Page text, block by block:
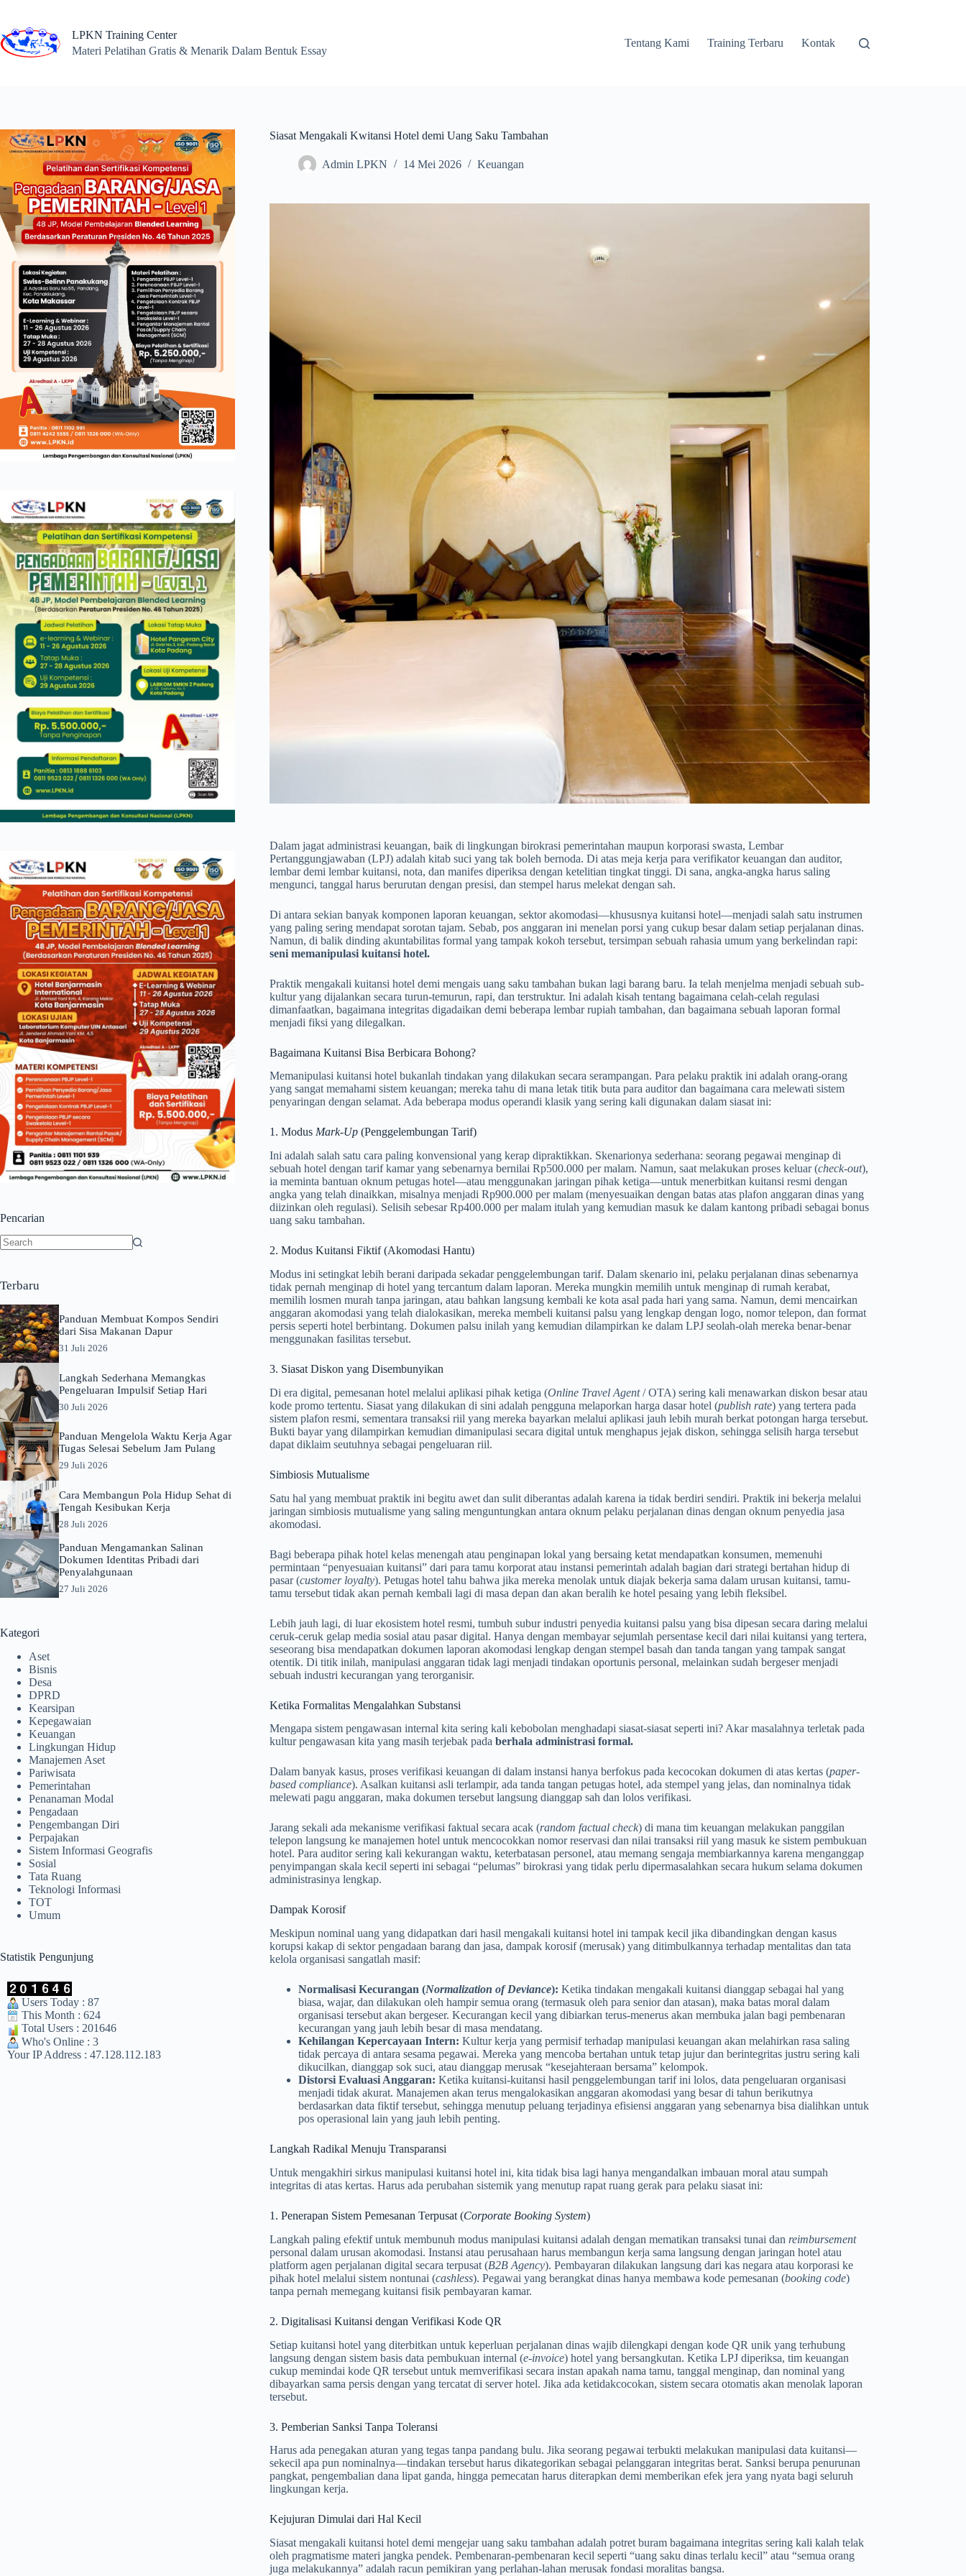
content
LPKN Training Center
Materi Pelatihan Gratis & Menarik Dalam Bentuk Essay
Tentang Kami Training Terbaru Kontak
Siasat Mengakali Kwitansi Hotel demi Uang Saku Tambahan
Admin LPKN 14 Mei 2026 Keuangan
Dalam jagat administrasi keuangan, baik di lingkungan birokrasi pemerintahan maupun korporasi swasta, Lembar
Pertanggungjawaban (LPJ) adalah kitab suci yang tak boleh bernoda. Di atas meja kerja para verifikator keuangan dan auditor,
lembar demi lembar kuitansi, nota, dan manifes diperiksa dengan ketelitian tingkat tinggi. Di sana, angka-angka harus saling
mengunci, tanggal harus berurutan dengan presisi, dan stempel harus melekat dengan sah.
Di antara sekian banyak komponen laporan keuangan, sektor akomodasi—khususnya kuitansi hotel—menjadi salah satu instrumen
yang paling sering mendapat sorotan tajam. Sebab, pos anggaran ini menelan porsi yang cukup besar dalam setiap perjalanan dinas.
Namun, di balik dinding akuntabilitas formal yang tampak kokoh tersebut, tersimpan sebuah rahasia umum yang berkelindan rapi:
seni memanipulasi kuitansi hotel.
Praktik mengakali kuitansi hotel demi mengais uang saku tambahan bukan lagi barang baru. Ia telah menjelma menjadi sebuah sub-
kultur yang dijalankan secara turun-temurun, rapi, dan terstruktur. Ini adalah kisah tentang bagaimana celah-celah regulasi
dimanfaatkan, bagaimana integritas digadaikan demi beberapa lembar rupiah tambahan, dan bagaimana sebuah laporan formal
menjadi fiksi yang dilegalkan.
Bagaimana Kuitansi Bisa Berbicara Bohong?
Memanipulasi kuitansi hotel bukanlah tindakan yang dilakukan secara serampangan. Para pelaku praktik ini adalah orang-orang
yang sangat memahami sistem keuangan; mereka tahu di mana letak titik buta para auditor dan bagaimana cara melewati sistem
penyaringan dengan selamat. Ada beberapa modus operandi klasik yang sering kali digunakan dalam siasat ini:
1. Modus Mark-Up(Penggelembungan Tarif)
Ini adalah salah satu cara paling konvensional yang kerap dipraktikkan. Skenarionya sederhana: seorang pegawai menginap di
sebuah hotel dengan tarif kamar yang sebenarnya bernilai Rp500.000 per malam. Namun, saat melakukan proses keluar (check-out),
ia meminta bantuan oknum petugas hotel—atau menggunakan jaringan pihak ketiga—untuk menerbitkan kuitansi resmi dengan
angka yang telah dinaikkan, misalnya menjadi Rp900.000 per malam (menyesuaikan dengan batas atas plafon anggaran dinas yang
diizinkan oleh regulasi). Selisih sebesar Rp400.000 per malam itulah yang kemudian masuk ke dalam kantong pribadi sebagai bonus
uang saku tambahan.
2. Modus Kuitansi Fiktif (Akomodasi Hantu)
Modus ini setingkat lebih berani daripada sekadar penggelembungan tarif. Dalam skenario ini, pelaku perjalanan dinas sebenarnya
tidak pernah menginap di hotel yang tercantum dalam laporan. Mereka mungkin memilih untuk menginap di rumah kerabat,
memilih losmen murah tanpa jaringan, atau bahkan langsung kembali ke kota asal pada hari yang sama. Namun, demi mencairkan
anggaran akomodasi yang telah dialokasikan, mereka membeli kuitansi palsu yang lengkap dengan logo, nomor telepon, dan format
persis seperti hotel berbintang. Dokumen palsu inilah yang kemudian dilampirkan ke dalam LPJ seolah-olah mereka benar-benar
menggunakan fasilitas tersebut.
3. Siasat Diskon yang Disembunyikan
Di era digital, pemesanan hotel melalui aplikasi pihak ketiga (Online Travel Agent/ OTA) sering kali menawarkan diskon besar atau
kode promo tertentu. Siasat yang dilakukan di sini adalah pengguna melaporkan harga dasar hotel (publish rate) yang tertera pada
sistem plafon resmi, sementara transaksi riil yang mereka bayarkan melalui aplikasi jauh lebih murah berkat potongan harga tersebut.
Bukti bayar yang dilampirkan kemudian dimanipulasi secara digital untuk menghapus jejak diskon, sehingga selisih harga tersebut
dapat diklaim seutuhnya sebagai pengeluaran riil.
Simbiosis Mutualisme
Satu hal yang membuat praktik ini begitu awet dan sulit diberantas adalah karena ia tidak berdiri sendiri. Praktik ini bekerja melalui
jaringan simbiosis mutualisme yang saling menguntungkan antara oknum pelaku perjalanan dinas dengan oknum penyedia jasa
akomodasi.
Bagi beberapa pihak hotel kelas menengah atau penginapan lokal yang bersaing ketat mendapatkan konsumen, memenuhi
permintaan “penyesuaian kuitansi” dari para tamu korporat atau instansi pemerintah adalah bagian dari strategi bertahan hidup di
pasar (customer loyalty). Petugas hotel tahu bahwa jika mereka menolak untuk diajak bekerja sama dalam urusan kuitansi, tamu-
tamu tersebut tidak akan pernah kembali lagi di masa depan dan akan beralih ke hotel pesaing yang lebih fleksibel.
Lebih jauh lagi, di luar ekosistem hotel resmi, tumbuh subur industri penyedia kuitansi palsu yang bisa dipesan secara daring melalui
ceruk-ceruk gelap media sosial atau pasar digital. Hanya dengan membayar sejumlah persentase kecil dari nilai kuitansi yang tertera,
seseorang bisa mendapatkan dokumen laporan akomodasi lengkap dengan stempel basah dan tanda tangan yang tampak sangat
otentik. Di titik inilah, manipulasi anggaran tidak lagi menjadi tindakan oportunis personal, melainkan sudah bergeser menjadi
sebuah industri kecurangan yang terorganisir.
Ketika Formalitas Mengalahkan Substansi
Mengapa sistem pengawasan internal kita sering kali kebobolan menghadapi siasat-siasat seperti ini? Akar masalahnya terletak pada
kultur pengawasan kita yang masih terjebak pada berhala administrasi formal.
Dalam banyak kasus, proses verifikasi keuangan di dalam instansi hanya berfokus pada kecocokan dokumen di atas kertas (paper-
based compliance). Asalkan kuitansi asli terlampir, ada tanda tangan petugas hotel, ada stempel yang jelas, dan nominalnya tidak
melewati pagu anggaran, maka dokumen tersebut langsung dianggap sah dan lolos verifikasi.
Jarang sekali ada mekanisme verifikasi faktual secara acak (random factual check) di mana tim keuangan melakukan panggilan
telepon langsung ke manajemen hotel untuk mencocokkan nomor reservasi dan nilai transaksi riil yang masuk ke sistem pembukuan
hotel. Para auditor sering kali kekurangan waktu, keterbatasan personel, atau memang sengaja membiarkannya karena menganggap
penyimpangan skala kecil seperti ini sebagai “pelumas” birokrasi yang tidak perlu dipermasalahkan secara hukum selama dokumen
administrasinya lengkap.
Dampak Korosif
Meskipun nominal uang yang didapatkan dari hasil mengakali kuitansi hotel ini tampak kecil jika dibandingkan dengan kasus
korupsi kakap di sektor pengadaan barang dan jasa, dampak korosif (merusak) yang ditimbulkannya terhadap mentalitas dan tata
kelola organisasi sangatlah masif:
Normalisasi Kecurangan (Normalization of Deviance): Ketika tindakan mengakali kuitansi dianggap sebagai hal yang
biasa, wajar, dan dilakukan oleh hampir semua orang (termasuk oleh para senior dan atasan), maka batas moral dalam
organisasi tersebut akan bergeser. Kecurangan kecil yang dibiarkan terus-menerus akan membuka jalan bagi pembenaran
kecurangan yang jauh lebih besar di masa mendatang.
Kehilangan Kepercayaan Intern: Kultur kerja yang permisif terhadap manipulasi keuangan akan melahirkan rasa saling
tidak percaya di antara sesama pegawai. Mereka yang mencoba bertahan untuk tetap jujur dan berintegritas justru sering kali
dikucilkan, dianggap sok suci, atau dianggap merusak “kesejahteraan bersama” kelompok.
Distorsi Evaluasi Anggaran: Ketika kuitansi-kuitansi hasil penggelembungan tarif ini lolos, data pengeluaran organisasi
menjadi tidak akurat. Manajemen akan terus mengalokasikan anggaran akomodasi yang besar di tahun berikutnya
berdasarkan data fiktif tersebut, sehingga menutup peluang terjadinya efisiensi anggaran yang sebenarnya bisa dialihkan untuk
pos operasional lain yang jauh lebih penting.
Langkah Radikal Menuju Transparansi
Untuk mengakhiri sirkus manipulasi kuitansi hotel ini, kita tidak bisa lagi hanya mengandalkan imbauan moral atau sumpah
integritas di atas kertas. Harus ada perubahan sistemik yang menutup rapat ruang gerak para pelaku siasat ini:
1. Penerapan Sistem Pemesanan Terpusat (Corporate Booking System)
Langkah paling efektif untuk membunuh modus manipulasi kuitansi adalah dengan mematikan transaksi tunai dan reimbursement
personal dalam urusan akomodasi. Instansi atau perusahaan harus membangun kerja sama langsung dengan jaringan hotel atau
platform agen perjalanan digital secara terpusat (B2B Agency). Pembayaran dilakukan langsung dari kas negara atau korporasi ke
pihak hotel melalui sistem nontunai (cashless). Pegawai yang berangkat dinas hanya membawa kode pemesanan (booking code)
tanpa pernah memegang kuitansi fisik pembayaran kamar.
2. Digitalisasi Kuitansi dengan Verifikasi Kode QR
Setiap kuitansi hotel yang diterbitkan untuk keperluan perjalanan dinas wajib dilengkapi dengan kode QR unik yang terhubung
langsung dengan sistem basis data pembukuan internal (e-invoice) hotel yang bersangkutan. Ketika LPJ diperiksa, tim keuangan
cukup memindai kode QR tersebut untuk memverifikasi secara instan apakah nama tamu, tanggal menginap, dan nominal yang
dibayarkan sama persis dengan yang tercatat di server hotel. Jika ada ketidakcocokan, sistem secara otomatis akan menolak laporan
tersebut.
3. Pemberian Sanksi Tanpa Toleransi
Harus ada penegakan aturan yang tegas tanpa pandang bulu. Jika seorang pegawai terbukti melakukan manipulasi data kuitansi—
sekecil apa pun nominalnya—tindakan tersebut harus dikategorikan sebagai pelanggaran integritas berat. Sanksi berupa penurunan
pangkat, pengembalian dana lipat ganda, hingga pemecatan harus diterapkan demi memberikan efek jera yang nyata bagi seluruh
lingkungan kerja.
Kejujuran Dimulai dari Hal Kecil
Siasat mengakali kuitansi hotel demi mengejar uang saku tambahan adalah potret buram bagaimana integritas sering kali kalah telak
oleh pragmatisme materi jangka pendek. Pembenaran-pembenaran kecil seperti “uang saku dinas terlalu kecil” atau “semua orang
juga melakukannya” adalah racun pemikiran yang perlahan-lahan merusak fondasi moralitas bangsa.
Pencarian
Terbaru
Panduan Membuat Kompos Sendiri
dari Sisa Makanan Dapur
31 Juli 2026
Langkah Sederhana Memangkas
Pengeluaran Impulsif Setiap Hari
30 Juli 2026
Panduan Mengelola Waktu Kerja Agar
Tugas Selesai Sebelum Jam Pulang
29 Juli 2026
Cara Membangun Pola Hidup Sehat di
Tengah Kesibukan Kerja
28 Juli 2026
Panduan Mengamankan Salinan
Dokumen Identitas Pribadi dari
Penyalahgunaan
27 Juli 2026
Kategori
Aset
Bisnis
Desa
DPRD
Kearsipan
Kepegawaian
Keuangan
Lingkungan Hidup
Manajemen Aset
Pariwisata
Pemerintahan
Penanaman Modal
Pengadaan
Pengembangan Diri
Perpajakan
Sistem Informasi Geografis
Sosial
Tata Ruang
Teknologi Informasi
TOT
Umum
Statistik Pengunjung
Users Today : 87
This Month : 624
Total Users : 201646
Who's Online : 3
Your IP Address : 47.128.112.183